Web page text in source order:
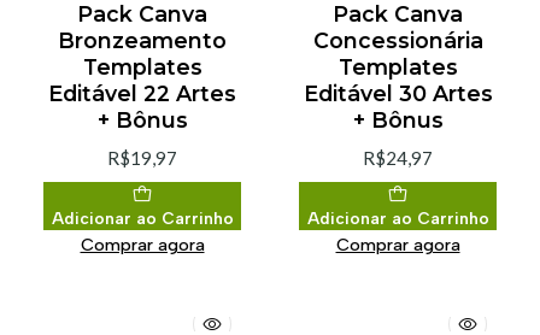
Pack Canva
Bronzeamento
Templates
Editável 22 Artes
+ Bônus
R$19,97
Adicionar ao Carrinho
Comprar agora
Pack Canva
Concessionária
Templates
Editável 30 Artes
+ Bônus
R$24,97
Adicionar ao Carrinho
Comprar agora